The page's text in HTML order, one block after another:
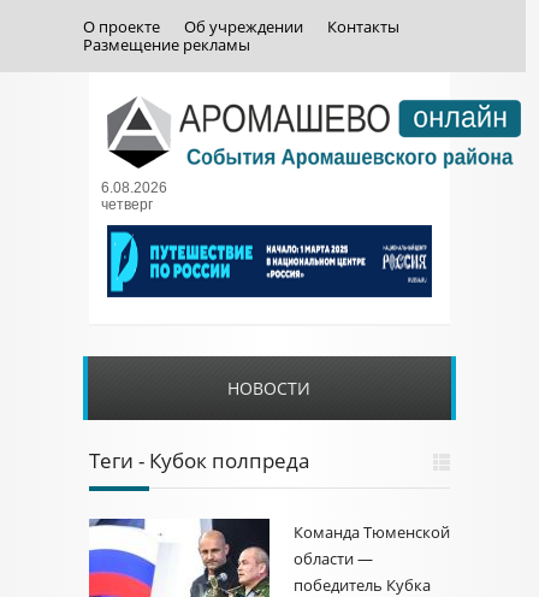
О проекте Об учреждении
Контакты
Размещение рекламы
6.08.2026
четверг
НОВОСТИ
Теги - Кубок полпреда
Команда Тюменской
области —
победитель Кубка